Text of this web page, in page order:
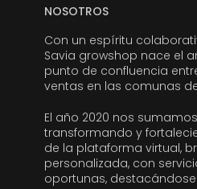
NOSOTROS
Con un espíritu
Savia growshop nace el
punto de confluencia
ventas en las comunas
El año 2020 nos
transformando y
de la plataforma virtual,
personalizada, con
oportunas,